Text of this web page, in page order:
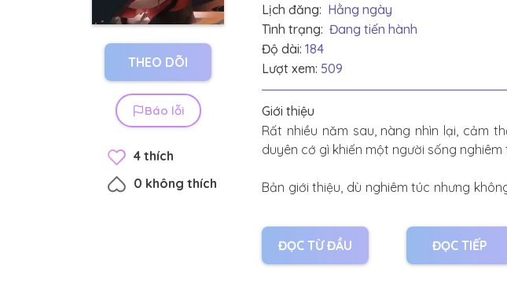
THEO DÕI
Báo lỗi
4 thích
0 không thích
Lịch đăng: Hằng ngày
Tình trạng: Đang tiến hành
Độ dài: 184
Lượt xem: 509
Giới thiệu
Rất nhiều năm sau, nàng nhìn lại, cảm
duyên cớ gì khiến một người sống
Bản giới thiệu, dù nghiêm túc nhưng
Thiên lôi, cẩu huyết, Mary Sue, bao
không thích chớ nhảy, nhớ lấy, nhớ lấy.
ĐỌC TỪ ĐẦU ĐỌC TIẾP